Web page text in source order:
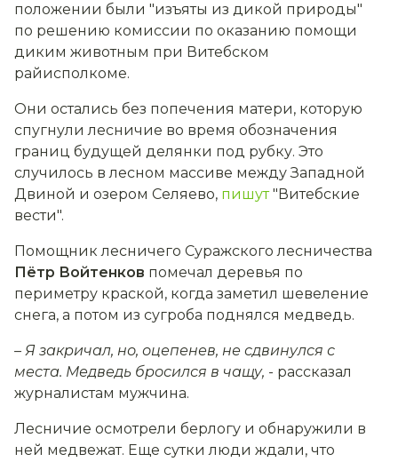
положении были "изъяты из дикой природы"
по решению комиссии по оказанию помощи
диким животным при Витебском
райисполкоме.
Они остались без попечения матери, которую
спугнули лесничие во время обозначения
границ будущей делянки под рубку. Это
случилось в лесном массиве между Западной
Двиной и озером Селяево, пишут"Витебские
вести".
Помощник лесничего Суражского лесничества
Пётр Войтенков помечал деревья по
периметру краской, когда заметил шевеление
снега, а потом из сугроба поднялся медведь.
– Я закричал, но, оцепенев, не сдвинулся с
места. Медведь бросился в чащу, - рассказал
журналистам мужчина.
Лесничие осмотрели берлогу и обнаружили в
ней медвежат. Еще сутки люди ждали, что